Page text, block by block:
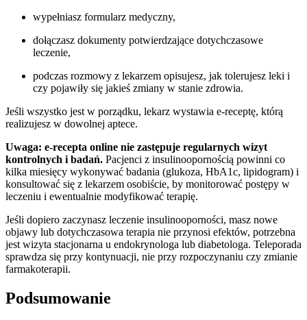
wypełniasz formularz medyczny,
dołączasz dokumenty potwierdzające dotychczasowe
leczenie,
podczas rozmowy z lekarzem opisujesz, jak tolerujesz leki i
czy pojawiły się jakieś zmiany w stanie zdrowia.
Jeśli wszystko jest w porządku, lekarz wystawia e-receptę, którą
realizujesz w dowolnej aptece.
Uwaga: e-recepta online nie zastępuje regularnych wizyt
kontrolnych i badań. Pacjenci z insulinoopornością powinni co
kilka miesięcy wykonywać badania (glukoza, HbA1c, lipidogram) i
konsultować się z lekarzem osobiście, by monitorować postępy w
leczeniu i ewentualnie modyfikować terapię.
Jeśli dopiero zaczynasz leczenie insulinooporności, masz nowe
objawy lub dotychczasowa terapia nie przynosi efektów, potrzebna
jest wizyta stacjonarna u endokrynologa lub diabetologa. Teleporada
sprawdza się przy kontynuacji, nie przy rozpoczynaniu czy zmianie
farmakoterapii.
Podsumowanie